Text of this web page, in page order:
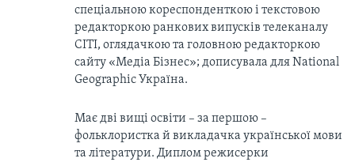
спеціальною кореспонденткою і текстовою
редакторкою ранкових випусків телеканалу
СІТІ, оглядачкою та головною редакторкою
сайту «Медіа Бізнес»; дописувала для National
Geographic Україна.
Має дві вищі освіти – за першою –
фольклористка й викладачка української мови
та літератури. Диплом режисерки